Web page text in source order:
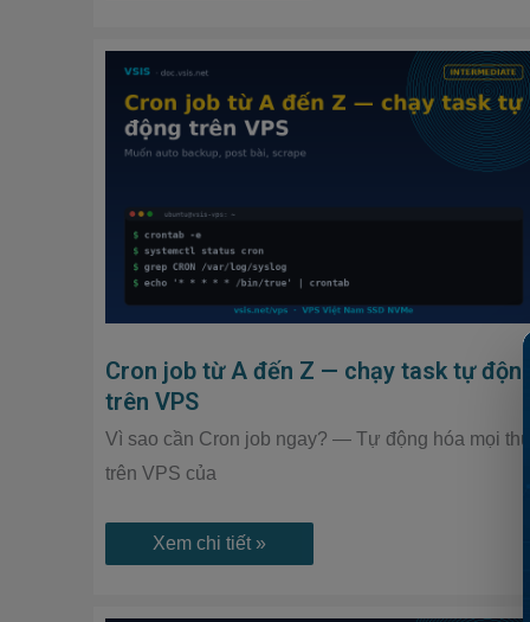
Cron job từ A đến Z — chạy task tự
trên VPS
Vì sao cần Cron job ngay? — Tự động hóa mọi
trên VPS của
job
từ
A
đến
Z
task
tự
động
trên
VPS
Xem chi tiết »